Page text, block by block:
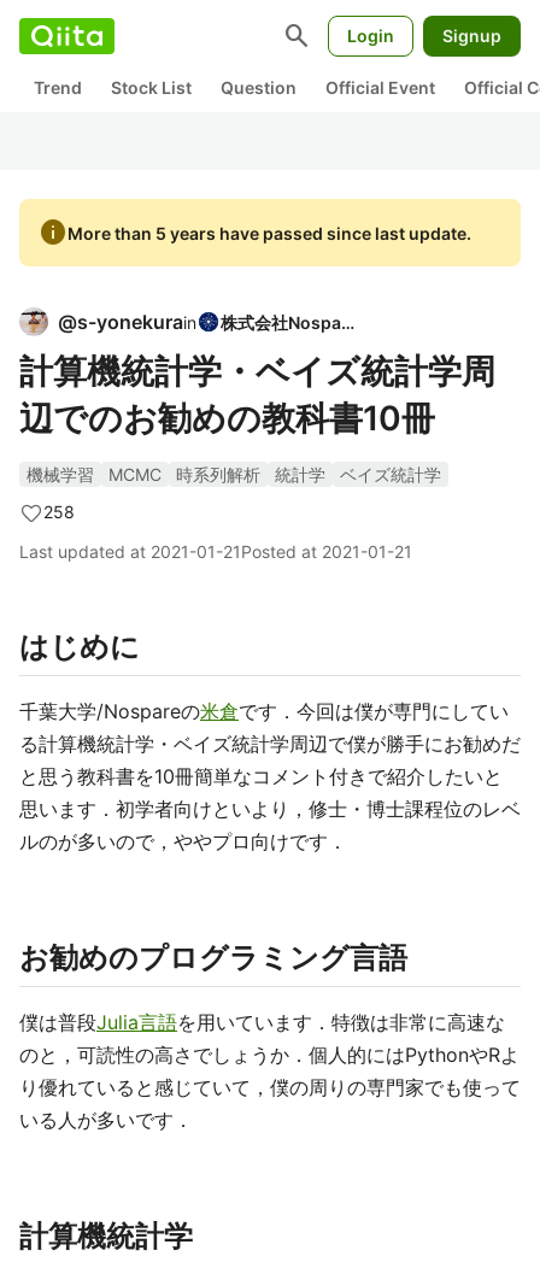
search Login Signup
Trend Stock List Question Official Event Official
infoMore than 5 years have passed since last update.
@s-yonekurain 株式会社Nospare
計算機統計学・ベイズ統計学周
辺でのお勧めの教科書10冊
機械学習 MCMC 時系列解析 統計学
ベイズ統計学
258
Last updated at 2021-01-21Posted at 2021-01-21
はじめに
千葉大学/Nospareの米倉です．今回は僕が専門にしてい
る計算機統計学・ベイズ統計学周辺で僕が勝手にお勧めだ
と思う教科書を10冊簡単なコメント付きで紹介したいと
思います．初学者向けといより，修士・博士課程位のレベ
ルのが多いので，ややプロ向けです．
お勧めのプログラミング言語
僕は普段Julia言語を用いています．特徴は非常に高速な
のと，可読性の高さでしょうか．個人的にはPythonやRよ
り優れていると感じていて，僕の周りの専門家でも使って
いる人が多いです．
計算機統計学